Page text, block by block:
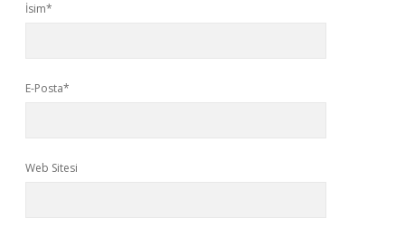
İsim*
E-Posta*
Web Sitesi